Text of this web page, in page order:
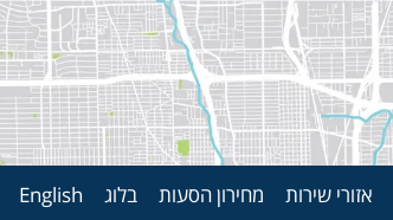
אזורי שירות מחירון הסעות בלוג English